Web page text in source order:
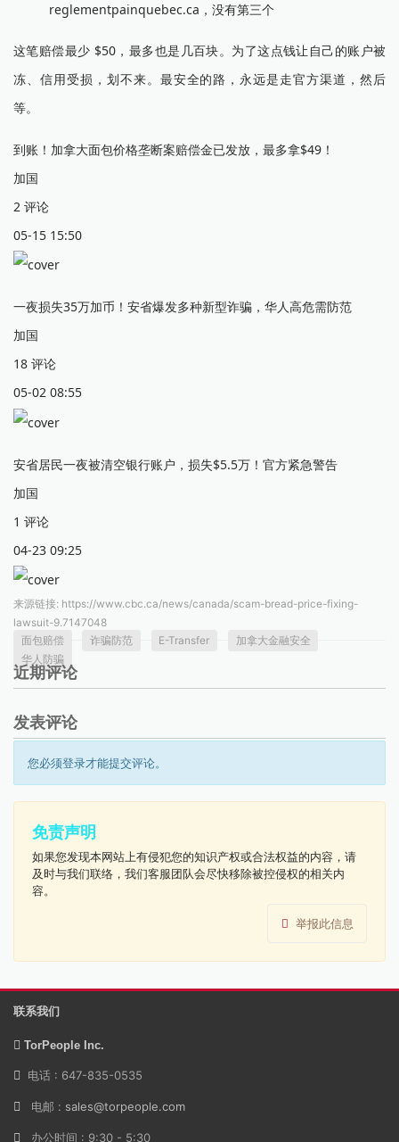
reglementpainquebec.ca，没有第三个
这笔赔偿最少 $50，最多也是几百块。为了这点钱让自己的账户被
冻、信用受损，划不来。最安全的路，永远是走官方渠道，然后
等。
到账！加拿大面包价格垄断案赔偿金已发放，最多拿$49！
加国
2 评论
05-15 15:50
一夜损失35万加币！安省爆发多种新型诈骗，华人高危需防范
加国
18 评论
05-02 08:55
安省居民一夜被清空银行账户，损失$5.5万！官方紧急警告
加国
1 评论
04-23 09:25
来源链接: https://www.cbc.ca/news/canada/scam-bread-price-fixing-
lawsuit-9.7147048
面包赔偿
诈骗防范 E-Transfer
加拿大金融安全
华人防骗
近期评论
发表评论
您必须登录才能提交评论。
免责声明
如果您发现本网站上有侵犯您的知识产权或合法权益的内容，请
及时与我们联络，我们客服团队会尽快移除被控侵权的相关内
容。
举报此信息
联系我们
TorPeople Inc.
电话 : 647-835-0535
电邮 : sales@torpeople.com
办公时间 : 9:30 - 5:30